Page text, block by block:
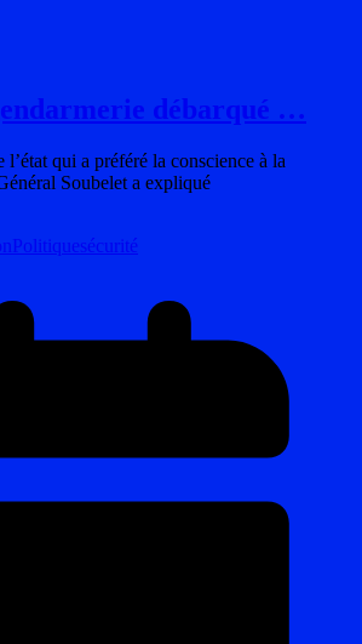
débarqué …
l’état qui a préféré la conscience à la
Soubelet a expliqué
Politiquesécurité